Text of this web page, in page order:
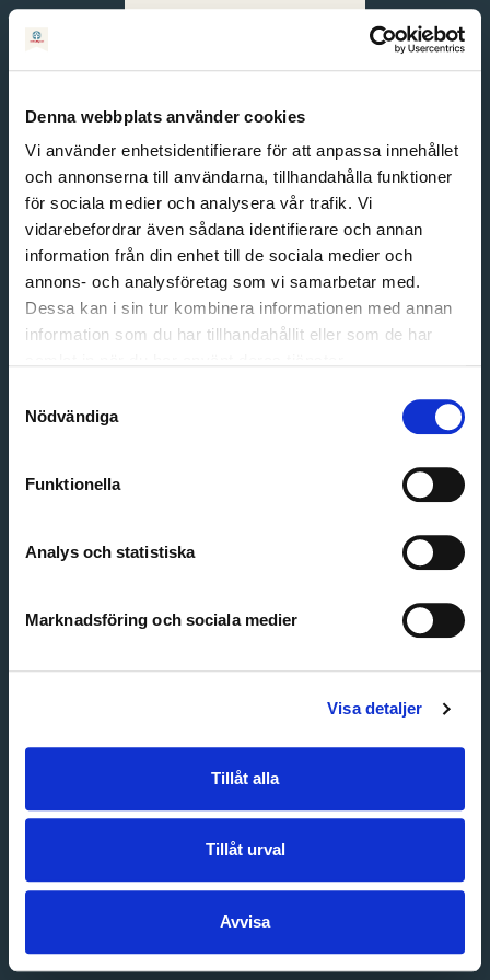
Denna webbplats använder cookies
Vi använder enhetsidentifierare för att anpassa innehållet
och annonserna till användarna, tillhandahålla funktioner
för sociala medier och analysera vår trafik. Vi
vidarebefordrar även sådana identifierare och annan
information från din enhet till de sociala medier och
annons- och analysföretag som vi samarbetar med.
Dessa kan i sin tur kombinera informationen med annan
information som du har tillhandahållit eller som de har
Nödvändiga
Funktionella
Analys och statistiska
Marknadsföring och sociala medier
Visa detaljer
Tillåt alla
Tillåt urval
Avvisa
English
Svenska
Email address
Customer service